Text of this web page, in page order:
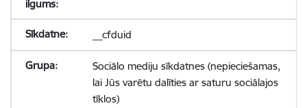
__cfduid
Sociālo mediju sīkdatnes (nepieciešamas,
lai Jūs varētu dalīties ar saturu sociālajos
tīklos)